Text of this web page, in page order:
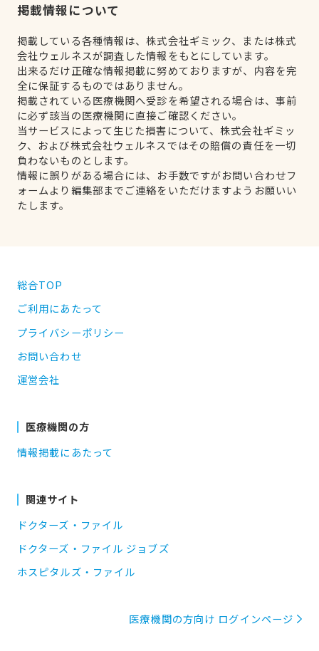
掲載情報について
掲載している各種情報は、株式会社ギミック、または株式
会社ウェルネスが調査した情報をもとにしています。
出来るだけ正確な情報掲載に努めておりますが、内容を完
全に保証するものではありません。
掲載されている医療機関へ受診を希望される場合は、事前
に必ず該当の医療機関に直接ご確認ください。
当サービスによって生じた損害について、株式会社ギミッ
ク、および株式会社ウェルネスではその賠償の責任を一切
負わないものとします。
情報に誤りがある場合には、お手数ですがお問い合わせフ
ォームより編集部までご連絡をいただけますようお願いい
たします。
総合TOP
ご利用にあたって
プライバシーポリシー
お問い合わせ
運営会社
医療機関の方
情報掲載にあたって
関連サイト
ドクターズ・ファイル
ドクターズ・ファイル ジョブズ
ホスピタルズ・ファイル
医療機関の方向け ログインページ